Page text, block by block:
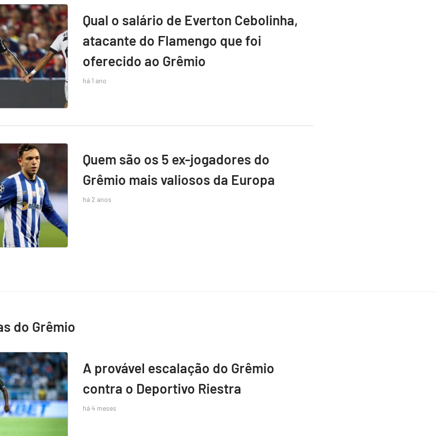
Qual o salário de Everton Cebolinha,
atacante do Flamengo que foi
oferecido ao Grêmio
há 1 ano
Quem são os 5 ex-jogadores do
Grêmio mais valiosos da Europa
há 2 anos
do Grêmio
A provável escalação do Grêmio
contra o Deportivo Riestra
há 4 meses